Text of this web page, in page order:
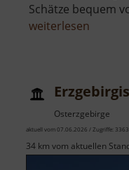
Schätze bequem
weiterlesen
Osterzgebirge
aktuell vom 07.06.2026 / Zugriffe:
34 km vom aktuellen